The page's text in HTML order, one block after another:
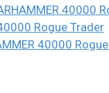
40000
Rogue Trader
40000